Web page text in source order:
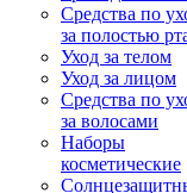
Средства по
за полостью
Уход за телом
Уход за лицом
Средства по
за волосами
Наборы
косметические